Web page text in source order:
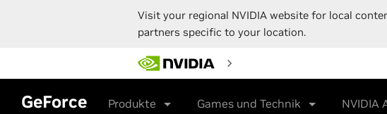
Visit your regional NVIDIA website for local
partners specific to your location.
main
content
GeForce Produkte Games und Technik NVIDIA